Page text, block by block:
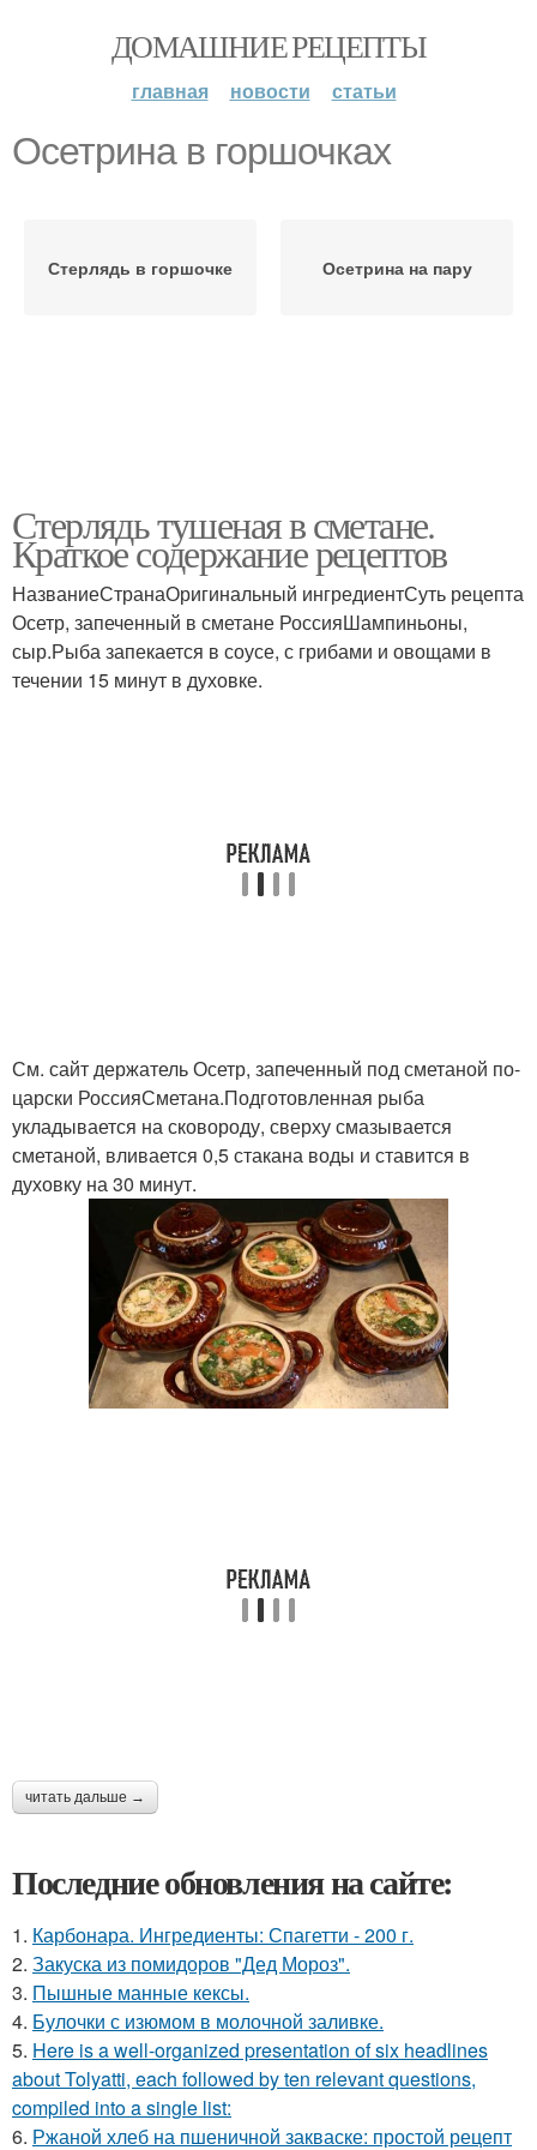
ДОМАШНИЕ РЕЦЕПТЫ
главная новости статьи
Осетрина в горшочках
Стерлядь в горшочке Осетрина на пару
Стерлядь тушеная в сметане.
Краткое содержание рецептов
НазваниеСтранаОригинальный ингредиентСуть рецепта
Осетр, запеченный в сметане РоссияШампиньоны,
сыр.Рыба запекается в соусе, с грибами и овощами в
течении 15 минут в духовке.
См. сайт держатель Осетр, запеченный под сметаной по-
царски РоссияСметана.Подготовленная рыба
укладывается на сковороду, сверху смазывается
сметаной, вливается 0,5 стакана воды и ставится в
духовку на 30 минут.
читать дальше →
Последние обновления на сайте:
1. Карбонара. Ингредиенты: Спагетти - 200 г.
2. Закуска из помидоров "Дед Мороз".
3. Пышные манные кексы.
4. Булочки с изюмом в молочной заливке.
5. Here is a well-organized presentation of six headlines
about Tolyatti, each followed by ten relevant questions,
compiled into a single list:
6. Ржаной хлеб на пшеничной закваске: простой рецепт